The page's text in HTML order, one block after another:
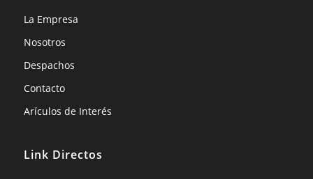
La Empresa
Nosotros
Despachos
Contacto
Arículos de Interés
Link Directos